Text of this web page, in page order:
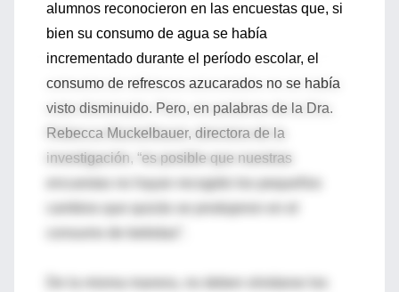
alumnos reconocieron en las encuestas que, si
bien su consumo de agua se había
incrementado durante el período escolar, el
consumo de refrescos azucarados no se había
visto disminuido. Pero, en palabras de la Dra.
Rebecca Muckelbauer, directora de la
investigación, “es posible que nuestras
encuestas no hayan recogido los pequeños